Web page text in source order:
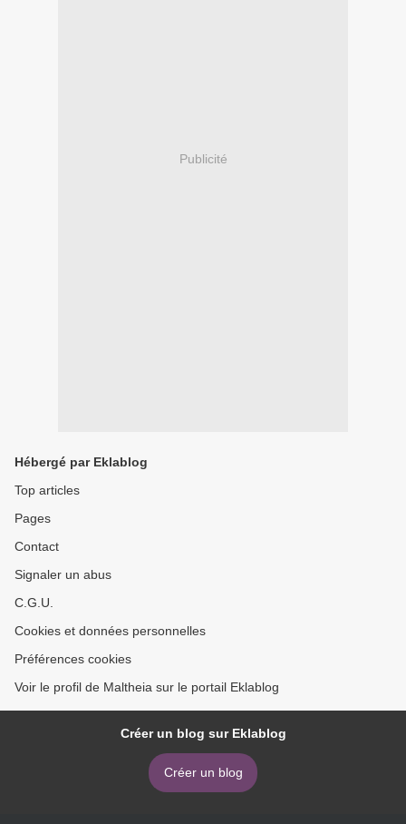
Publicité
Hébergé par Eklablog
Top articles
Pages
Contact
Signaler un abus
C.G.U.
Cookies et données personnelles
Préférences cookies
Voir le profil de Maltheia sur le portail Eklablog
Créer un blog sur Eklablog
Créer un blog